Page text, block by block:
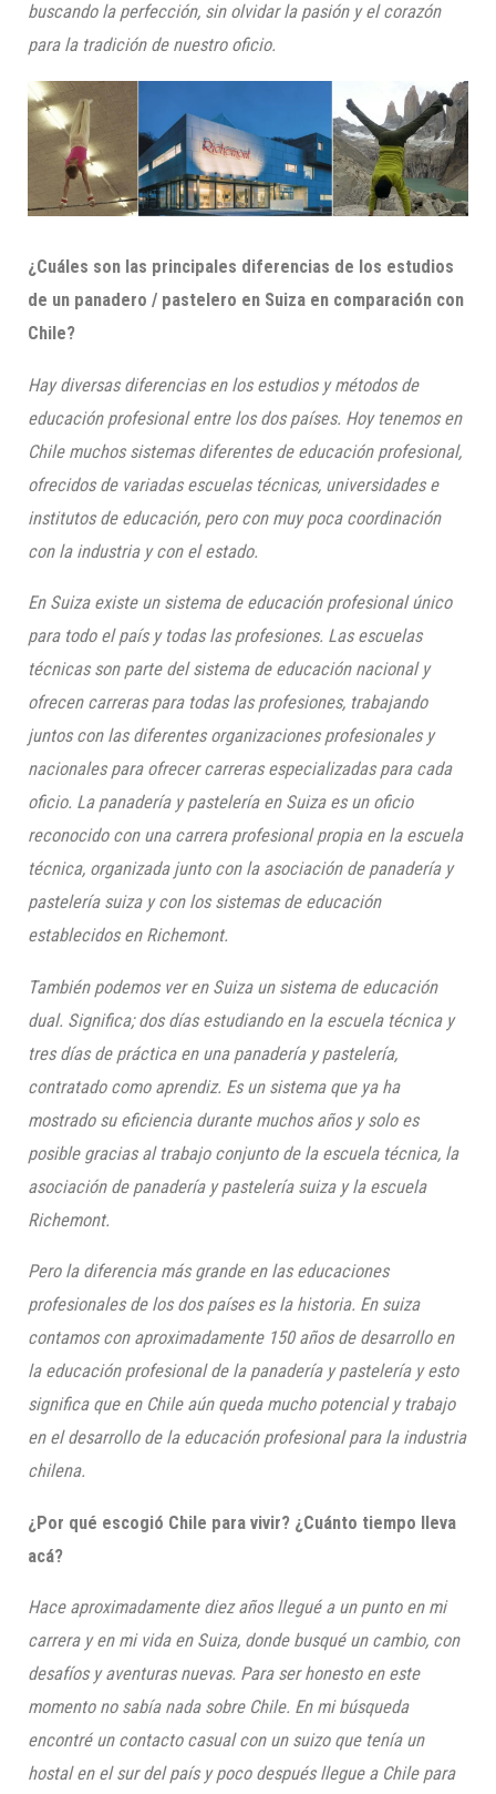
buscando la perfección, sin olvidar la pasión y el corazón
para la tradición de nuestro oficio.
¿Cuáles son las principales diferencias de los estudios
de un panadero / pastelero en Suiza en comparación con
Chile?
Hay diversas diferencias en los estudios y métodos de
educación profesional entre los dos países. Hoy tenemos en
Chile muchos sistemas diferentes de educación profesional,
ofrecidos de variadas escuelas técnicas, universidades e
institutos de educación, pero con muy poca coordinación
con la industria y con el estado.
En Suiza existe un sistema de educación profesional único
para todo el país y todas las profesiones. Las escuelas
técnicas son parte del sistema de educación nacional y
ofrecen carreras para todas las profesiones, trabajando
juntos con las diferentes organizaciones profesionales y
nacionales para ofrecer carreras especializadas para cada
oficio. La panadería y pastelería en Suiza es un oficio
reconocido con una carrera profesional propia en la escuela
técnica, organizada junto con la asociación de panadería y
pastelería suiza y con los sistemas de educación
establecidos en Richemont.
También podemos ver en Suiza un sistema de educación
dual. Significa; dos días estudiando en la escuela técnica y
tres días de práctica en una panadería y pastelería,
contratado como aprendiz. Es un sistema que ya ha
mostrado su eficiencia durante muchos años y solo es
posible gracias al trabajo conjunto de la escuela técnica, la
asociación de panadería y pastelería suiza y la escuela
Richemont.
Pero la diferencia más grande en las educaciones
profesionales de los dos países es la historia. En suiza
contamos con aproximadamente 150 años de desarrollo en
la educación profesional de la panadería y pastelería y esto
significa que en Chile aún queda mucho potencial y trabajo
en el desarrollo de la educación profesional para la industria
chilena.
¿Por qué escogió Chile para vivir? ¿Cuánto tiempo lleva
acá?
Hace aproximadamente diez años llegué a un punto en mi
carrera y en mi vida en Suiza, donde busqué un cambio, con
desafíos y aventuras nuevas. Para ser honesto en este
momento no sabía nada sobre Chile. En mi búsqueda
encontré un contacto casual con un suizo que tenía un
hostal en el sur del país y poco después llegue a Chile para